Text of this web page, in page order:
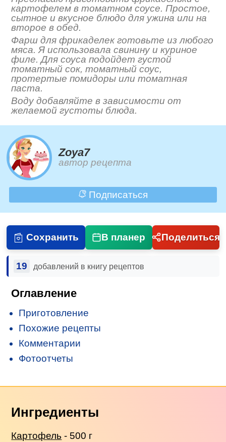
картофелем в томатном соусе. Простое,
сытное и вкусное блюдо для ужина или на
второе в обед.
Фарш для фрикаделек готовьте из любого
мяса. Я использовала свинину и куриное
филе. Для соуса подойдет густой
томатный сок, томатный соус,
протертые помидоры или томатная
паста.
Воду добавляйте в зависимости от
желаемой густоты блюда.
Zoya7
автор рецепта
Подписаться
Сохранить В планер Поделиться
19 добавлений в книгу рецептов
Оглавление
Приготовление
Похожие рецепты
Комментарии
Фотоотчеты
Ингредиенты
Картофель - 500 г